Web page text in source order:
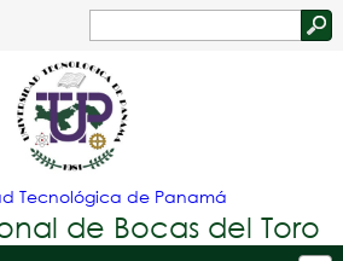
to navigation
de
búsqueda
Tecnológica de Panamá
de Bocas del Toro